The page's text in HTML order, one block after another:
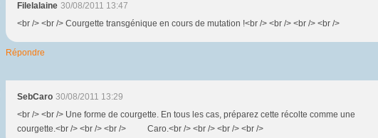
Filelalaine 30/08/2011 13:47
<br /> <br /> Courgette transgénique en cours de mutation !<br /> <br /> <br /> <br />
Répondre
SebCaro 30/08/2011 13:29
<br /> <br /> Une forme de courgette. En tous les cas, préparez cette récolte comme une
courgette.<br /> <br /> <br /> Caro.<br /> <br /> <br /> <br />